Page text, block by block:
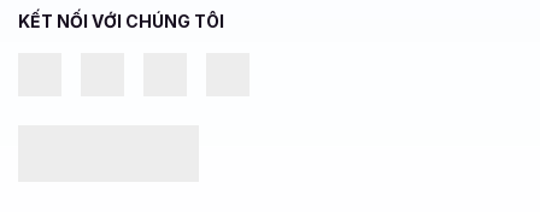
KẾT NỐI VỚI CHÚNG TÔI